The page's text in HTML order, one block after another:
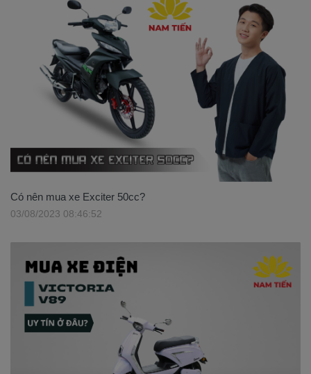
Có nên mua xe Exciter 50cc?
03/08/2023 08:46:52